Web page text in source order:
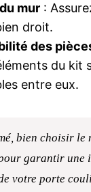
mur:
droit.
des
du kit
entre eux.
bien choisir le
garantir une
votre porte